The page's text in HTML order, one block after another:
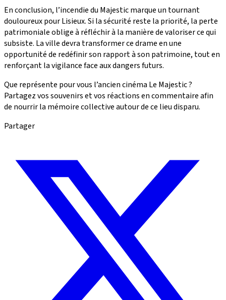
En conclusion, l’incendie du Majestic marque un tournant
douloureux pour Lisieux. Si la sécurité reste la priorité, la perte
patrimoniale oblige à réfléchir à la manière de valoriser ce qui
subsiste. La ville devra transformer ce drame en une
opportunité de redéfinir son rapport à son patrimoine, tout en
renforçant la vigilance face aux dangers futurs.
Que représente pour vous l’ancien cinéma Le Majestic ?
Partagez vos souvenirs et vos réactions en commentaire afin
de nourrir la mémoire collective autour de ce lieu disparu.
Partager